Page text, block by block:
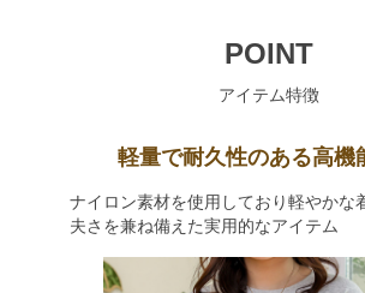
POINT
アイテム特徴
軽量で耐久性のある高機
ナイロン素材を使用しており軽やかな
夫さを兼ね備えた実用的なアイテム